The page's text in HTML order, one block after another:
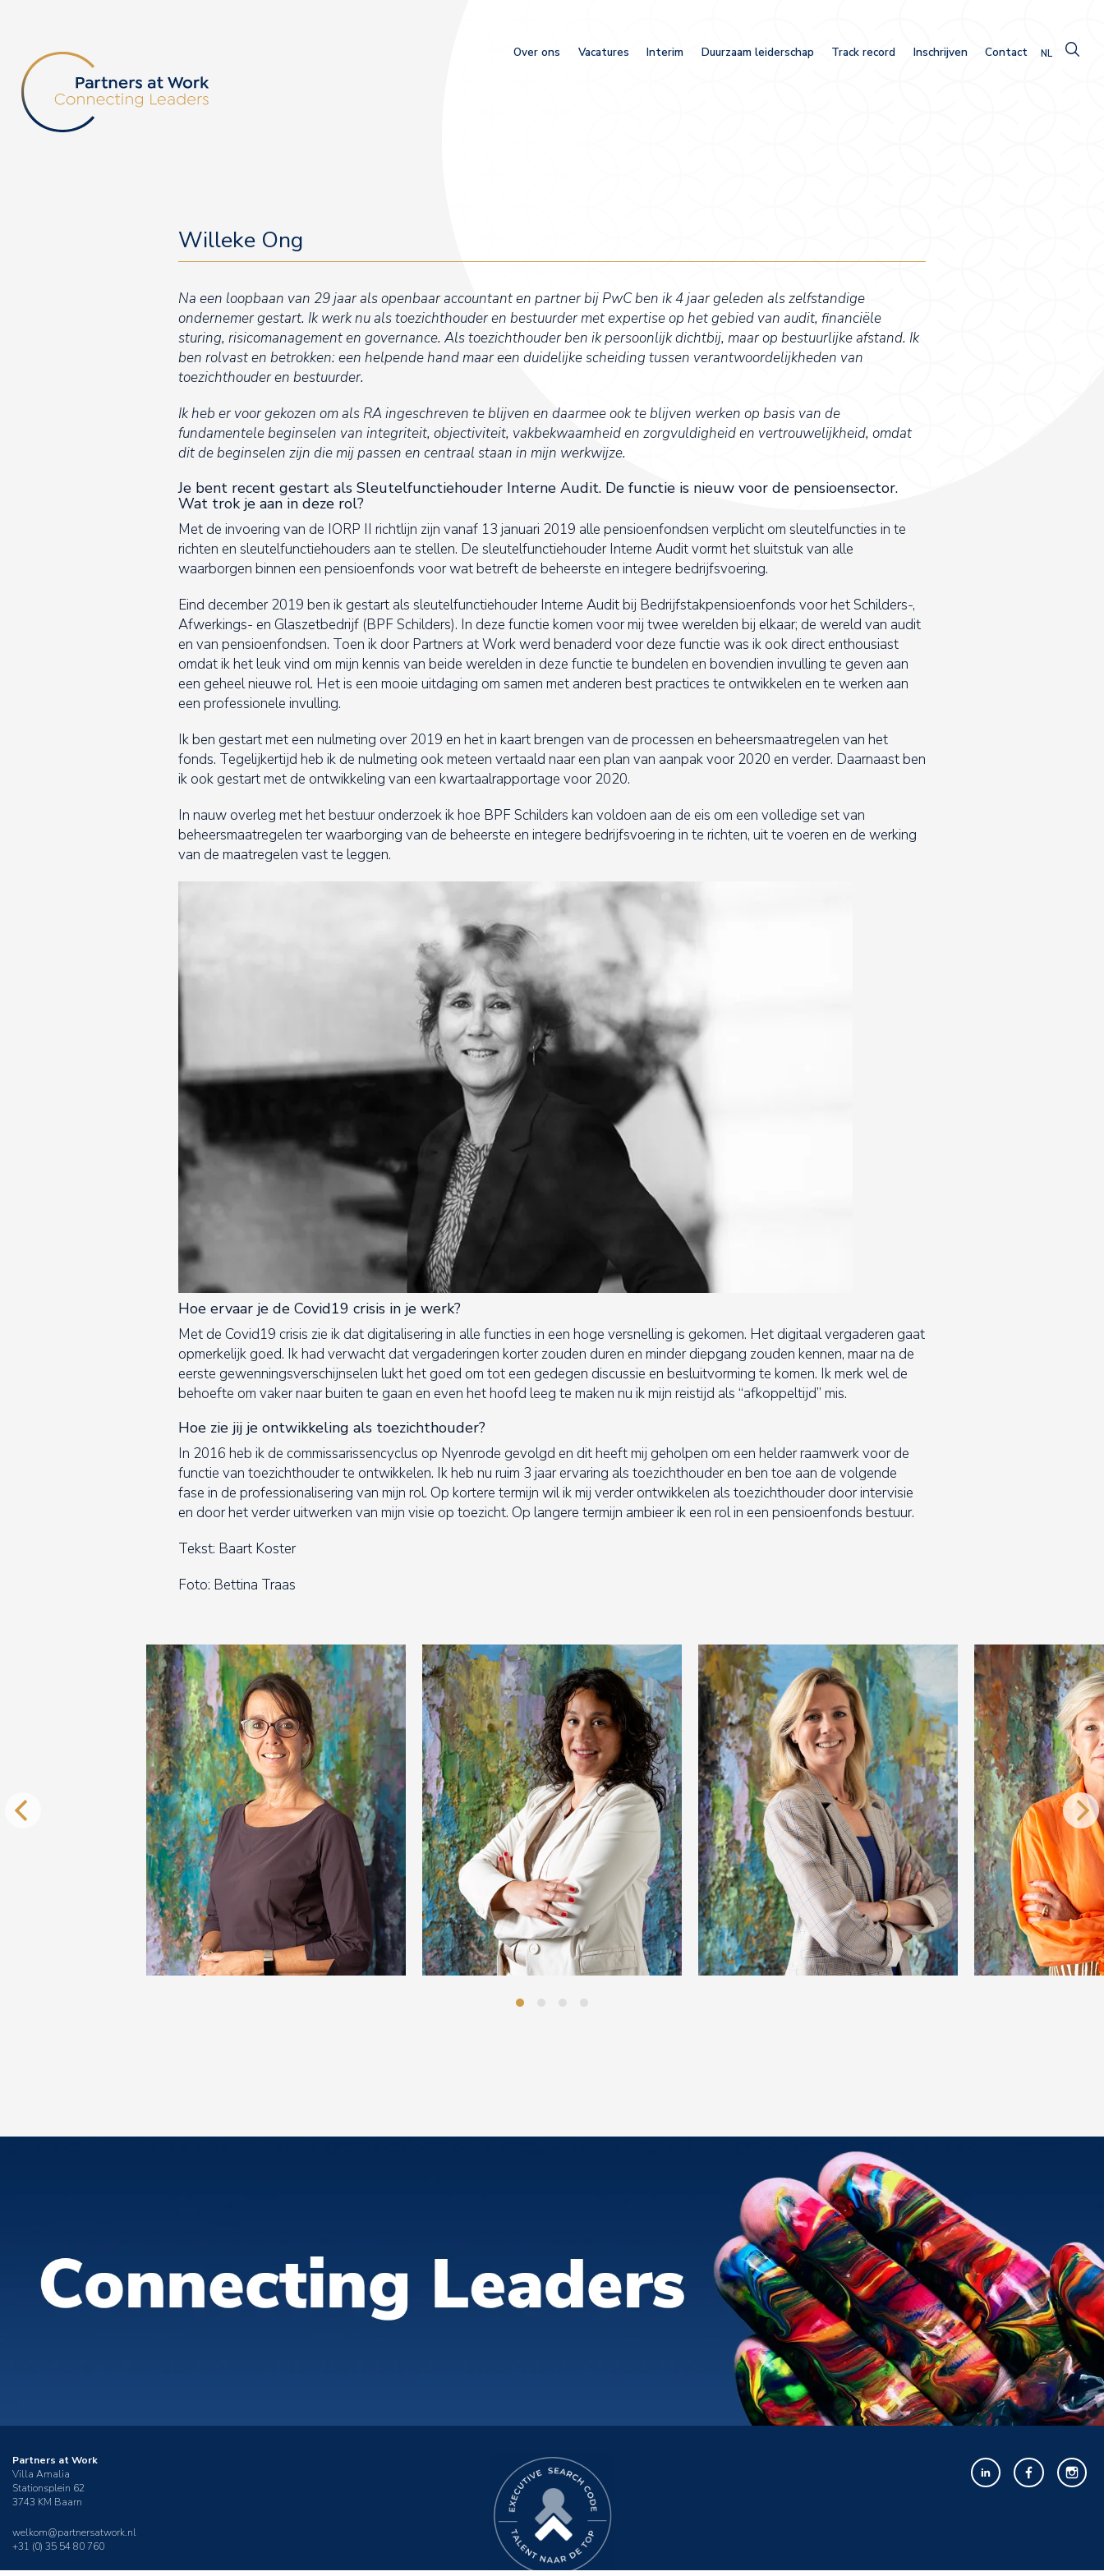
Over ons Vacatures Interim Duurzaam leiderschap Track record Inschrijven Contact NL
Willeke Ong
Na een loopbaan van 29 jaar als openbaar accountant en partner bij PwC ben ik 4 jaar geleden als zelfstandige
ondernemer gestart. Ik werk nu als toezichthouder en bestuurder met expertise op het gebied van audit, financiële
sturing, risicomanagement en governance. Als toezichthouder ben ik persoonlijk dichtbij, maar op bestuurlijke afstand. Ik
ben rolvast en betrokken: een helpende hand maar een duidelijke scheiding tussen verantwoordelijkheden van
toezichthouder en bestuurder.
Ik heb er voor gekozen om als RA ingeschreven te blijven en daarmee ook te blijven werken op basis van de
fundamentele beginselen van integriteit, objectiviteit, vakbekwaamheid en zorgvuldigheid en vertrouwelijkheid, omdat
dit de beginselen zijn die mij passen en centraal staan in mijn werkwijze.
Je bent recent gestart als Sleutelfunctiehouder Interne Audit. De functie is nieuw voor de pensioensector.
Wat trok je aan in deze rol?
Met de invoering van de IORP II richtlijn zijn vanaf 13 januari 2019 alle pensioenfondsen verplicht om sleutelfuncties in te
richten en sleutelfunctiehouders aan te stellen. De sleutelfunctiehouder Interne Audit vormt het sluitstuk van alle
waarborgen binnen een pensioenfonds voor wat betreft de beheerste en integere bedrijfsvoering.
Eind december 2019 ben ik gestart als sleutelfunctiehouder Interne Audit bij Bedrijfstakpensioenfonds voor het Schilders-,
Afwerkings- en Glaszetbedrijf (BPF Schilders). In deze functie komen voor mij twee werelden bij elkaar; de wereld van audit
en van pensioenfondsen. Toen ik door Partners at Work werd benaderd voor deze functie was ik ook direct enthousiast
omdat ik het leuk vind om mijn kennis van beide werelden in deze functie te bundelen en bovendien invulling te geven aan
een geheel nieuwe rol. Het is een mooie uitdaging om samen met anderen best practices te ontwikkelen en te werken aan
een professionele invulling.
Ik ben gestart met een nulmeting over 2019 en het in kaart brengen van de processen en beheersmaatregelen van het
fonds. Tegelijkertijd heb ik de nulmeting ook meteen vertaald naar een plan van aanpak voor 2020 en verder. Daarnaast ben
ik ook gestart met de ontwikkeling van een kwartaalrapportage voor 2020.
In nauw overleg met het bestuur onderzoek ik hoe BPF Schilders kan voldoen aan de eis om een volledige set van
beheersmaatregelen ter waarborging van de beheerste en integere bedrijfsvoering in te richten, uit te voeren en de werking
van de maatregelen vast te leggen.
Hoe ervaar je de Covid19 crisis in je werk?
Met de Covid19 crisis zie ik dat digitalisering in alle functies in een hoge versnelling is gekomen. Het digitaal vergaderen gaat
opmerkelijk goed. Ik had verwacht dat vergaderingen korter zouden duren en minder diepgang zouden kennen, maar na de
eerste gewenningsverschijnselen lukt het goed om tot een gedegen discussie en besluitvorming te komen. Ik merk wel de
behoefte om vaker naar buiten te gaan en even het hoofd leeg te maken nu ik mijn reistijd als “afkoppeltijd” mis.
Hoe zie jij je ontwikkeling als toezichthouder?
In 2016 heb ik de commissarissencyclus op Nyenrode gevolgd en dit heeft mij geholpen om een helder raamwerk voor de
functie van toezichthouder te ontwikkelen. Ik heb nu ruim 3 jaar ervaring als toezichthouder en ben toe aan de volgende
fase in de professionalisering van mijn rol. Op kortere termijn wil ik mij verder ontwikkelen als toezichthouder door intervisie
en door het verder uitwerken van mijn visie op toezicht. Op langere termijn ambieer ik een rol in een pensioenfonds bestuur.
Tekst: Baart Koster
Foto: Bettina Traas
Partners at Work
Villa Amalia
Stationsplein 62
3743 KM Baarn
welkom@partnersatwork.nl
+31 (0) 35 54 80 760